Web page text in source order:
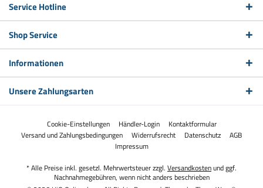
Service Hotline
Shop Service
Informationen
Unsere Zahlungsarten
Cookie-Einstellungen Händler-Login
Kontaktformular
Versand und Zahlungsbedingungen
Widerrufsrecht Datenschutz
AGB
Impressum
* Alle Preise inkl. gesetzl. Mehrwertsteuer zzgl. Versandkostenund ggf.
Nachnahmegebühren, wenn nicht anders beschrieben